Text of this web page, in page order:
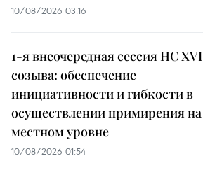
10/08/2026 03:16
1-я внеочередная сессия НС XVI
созыва: обеспечение
инициативности и гибкости в
осуществлении примирения на
местном уровне
10/08/2026 01:54